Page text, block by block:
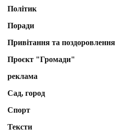
Політик
Поради
Привітання та поздоровлення
Проєкт "Громади"
реклама
Сад, город
Спорт
Тексти